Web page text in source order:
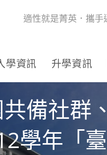
適性就是菁英．攜
學資訊 升學資訊
備社群
學年「